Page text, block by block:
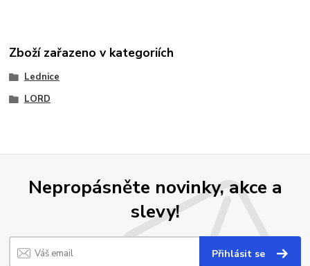
Zboží zařazeno v kategoriích
Lednice
LORD
Nepropásněte novinky, akce a
slevy!
Přihlásit se